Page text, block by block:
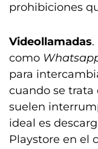
prohibiciones
Videollamadas
como
para
cuando se trata
suelen
ideal es
Playstore en el